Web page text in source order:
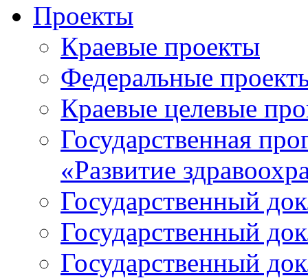
Проекты
Краевые проекты
Федеральные
Краевые целевые
Государственная
«Развитие
Государственный
Государственный
Государственный